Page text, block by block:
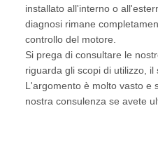
installato all'interno o
diagnosi rimane
controllo del motore.
Si prega di consultare le
riguarda gli scopi di utilizzo, il
L'argomento è molto vasto e
nostra consulenza se avete